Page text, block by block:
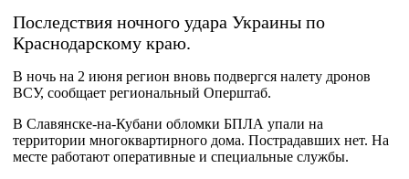
Последствия ночного удара Украины по
Краснодарскому краю.
В ночь на 2 июня регион вновь подвергся налету дронов
ВСУ, сообщает региональный Оперштаб.
В Славянске-на-Кубани обломки БПЛА упали на
территории многоквартирного дома. Пострадавших нет. На
месте работают оперативные и специальные службы.